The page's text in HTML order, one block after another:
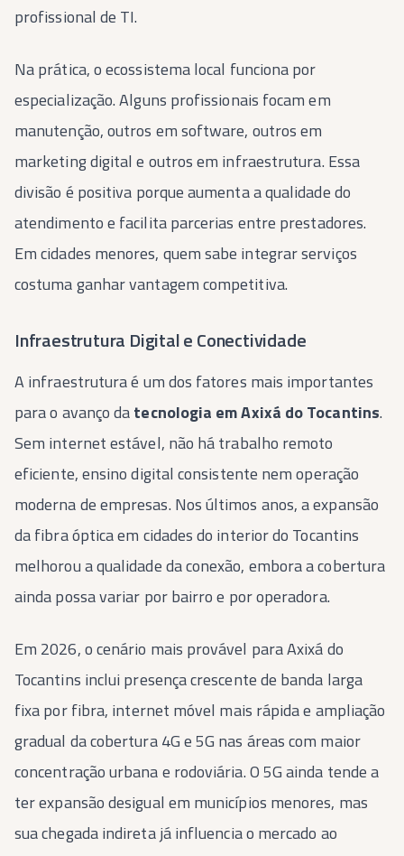
profissional de TI.
Na prática, o ecossistema local funciona por
especialização. Alguns profissionais focam em
manutenção, outros em software, outros em
marketing digital e outros em infraestrutura. Essa
divisão é positiva porque aumenta a qualidade do
atendimento e facilita parcerias entre prestadores.
Em cidades menores, quem sabe integrar serviços
costuma ganhar vantagem competitiva.
Infraestrutura Digital e Conectividade
A infraestrutura é um dos fatores mais importantes
para o avanço datecnologia em Axixá do Tocantins.
Sem internet estável, não há trabalho remoto
eficiente, ensino digital consistente nem operação
moderna de empresas. Nos últimos anos, a expansão
da fibra óptica em cidades do interior do Tocantins
melhorou a qualidade da conexão, embora a cobertura
ainda possa variar por bairro e por operadora.
Em 2026, o cenário mais provável para Axixá do
Tocantins inclui presença crescente de banda larga
fixa por fibra, internet móvel mais rápida e ampliação
gradual da cobertura 4G e 5G nas áreas com maior
concentração urbana e rodoviária. O 5G ainda tende a
ter expansão desigual em municípios menores, mas
sua chegada indireta já influencia o mercado ao